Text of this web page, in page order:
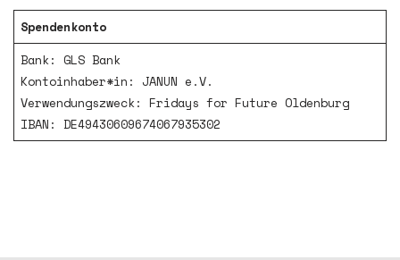
Spendenkonto
Bank: GLS Bank
Kontoinhaber*in: JANUN e.V.
Verwendungszweck: Fridays for Future Oldenburg
IBAN: DE49430609674067935302